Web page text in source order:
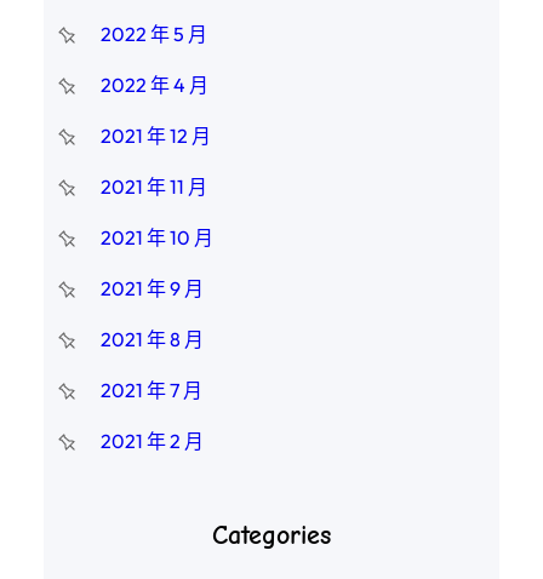
2022 年 5 月
2022 年 4 月
2021 年 12 月
2021 年 11 月
2021 年 10 月
2021 年 9 月
2021 年 8 月
2021 年 7 月
2021 年 2 月
Categories